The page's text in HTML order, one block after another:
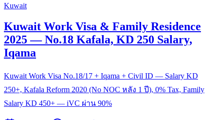
Kuwait
Kuwait Work Visa & Family Residence
2025 — No.18 Kafala, KD 250 Salary,
Iqama
Kuwait Work Visa No.18/17 + Iqama + Civil ID — Salary KD
250+, Kafala Reform 2020 (No NOC หลัง 1 ปี), 0% Tax, Family
Salary KD 450+ — iVC ผ่าน 90%